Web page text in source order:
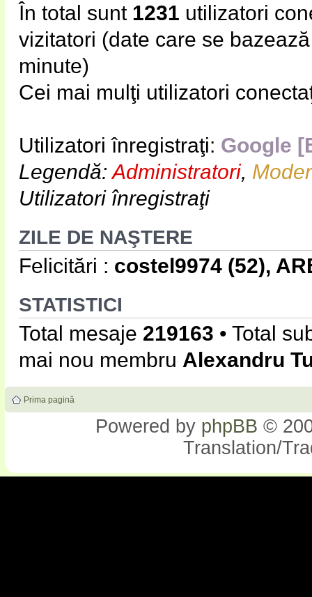
În total sunt 1231 utilizatori
vizitatori (date care se
minute)
Cei mai mulţi utilizatori
Utilizatori înregistraţi: Google
Legendă:Administratori,
Utilizatori înregistraţi
ZILE DE NAŞTERE
Felicitări : costel9974 (52),
STATISTICI
Total mesaje 219163 • Total
mai nou membru Alexandru
Prima pagină
Powered by phpBB ©
Translation/